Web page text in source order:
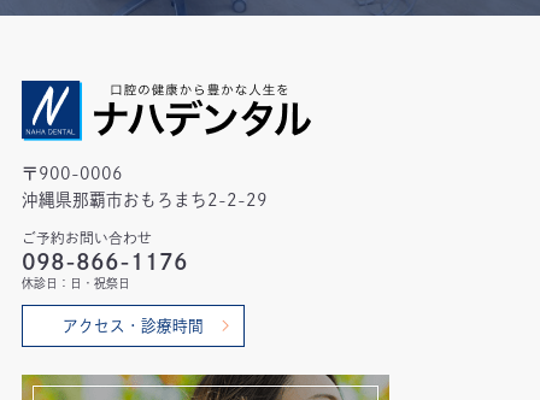
〒900-0006
沖縄県那覇市おもろまち2-2-29
ご予約お問い合わせ
098-866-1176
休診日：日・祝祭日
アクセス・診療時間